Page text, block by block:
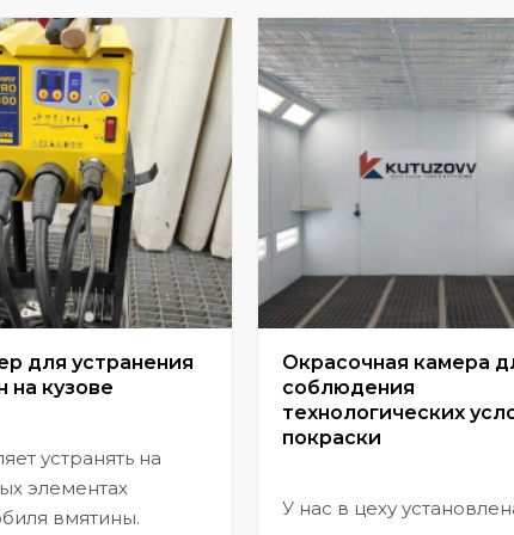
для устранения
на кузове
устранять на
элементах
вмятины.
Окрасочная камера
соблюдения
технологических
покраски
У нас в цеху